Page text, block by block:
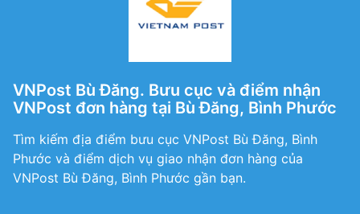
VNPost Bù Đăng. Bưu cục và điểm nhận
VNPost đơn hàng tại Bù Đăng, Bình Phước
Tìm kiếm địa điểm bưu cục VNPost Bù Đăng, Bình
Phước và điểm dịch vụ giao nhận đơn hàng của
VNPost Bù Đăng, Bình Phước gần bạn.